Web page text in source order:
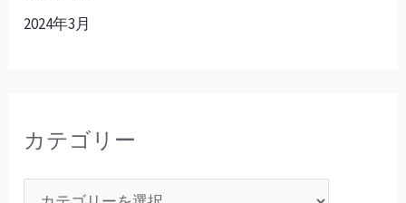
2024年3月
カテゴリー